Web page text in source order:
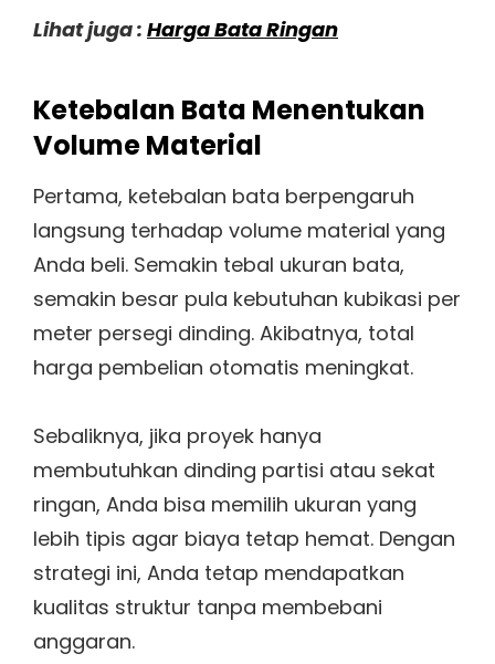
Lihat juga : Harga Bata Ringan
Ketebalan Bata Menentukan
Volume Material
Pertama, ketebalan bata berpengaruh
langsung terhadap volume material yang
Anda beli. Semakin tebal ukuran bata,
semakin besar pula kebutuhan kubikasi per
meter persegi dinding. Akibatnya, total
harga pembelian otomatis meningkat.
Sebaliknya, jika proyek hanya
membutuhkan dinding partisi atau sekat
ringan, Anda bisa memilih ukuran yang
lebih tipis agar biaya tetap hemat. Dengan
strategi ini, Anda tetap mendapatkan
kualitas struktur tanpa membebani
anggaran.